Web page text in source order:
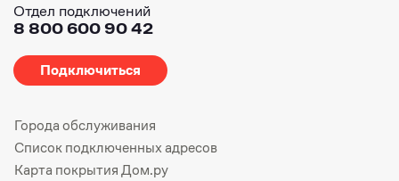
Отдел подключений
8 800 600 90 42
Подключиться
Города обслуживания
Список подключенных адресов
Карта покрытия Дом.ру